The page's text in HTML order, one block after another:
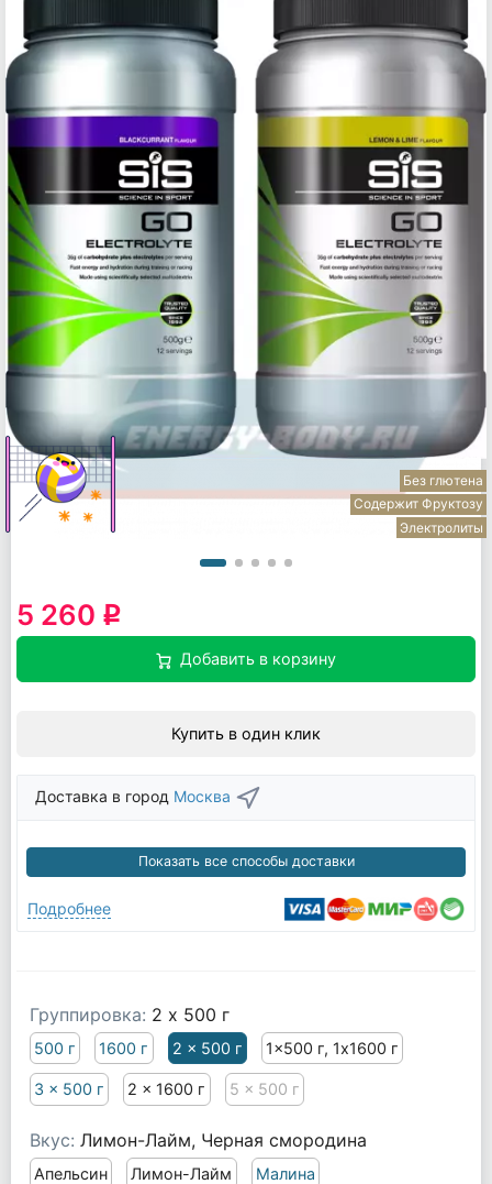
Без глютена
Содержит Фруктозу
Электролиты
5 260 q
Добавить в корзину
Купить в один клик
Доставка в город Москва
Показать все способы доставки
Подробнее
Группировка: 2 x 500 г
500 г 1600 г 2 x 500 г 1x500 г, 1x1600 г
3 x 500 г 2 x 1600 г 5 x 500 г
Вкус: Лимон-Лайм, Черная смородина
Апельсин Лимон-Лайм Малина